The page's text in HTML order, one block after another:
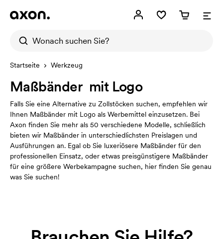
Startseite Werkzeug
Maßbänder mit Logo
Falls Sie eine Alternative zu Zollstöcken suchen, empfehlen wir
Ihnen Maßbänder mit Logo als Werbemittel einzusetzen. Bei
Axon finden Sie mehr als 50 verschiedene Modelle, schließlich
bieten wir Maßbänder in unterschiedlichsten Preislagen und
Ausführungen an. Egal ob Sie luxeriösere Maßbänder für den
professionellen Einsatz, oder etwas preisgünstigere Maßbänder
für eine größere Werbekampagne suchen, hier finden Sie genau
was Sie suchen!